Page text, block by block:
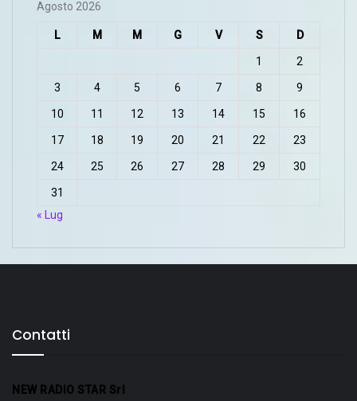
Agosto 2026
L M M G V S D
1 2
3 4 5 6 7 8 9
10 11 12 13 14 15 16
17 18 19 20 21 22 23
24 25 26 27 28 29 30
31
« Lug
Contatti
NEW RADIO STAR Srl